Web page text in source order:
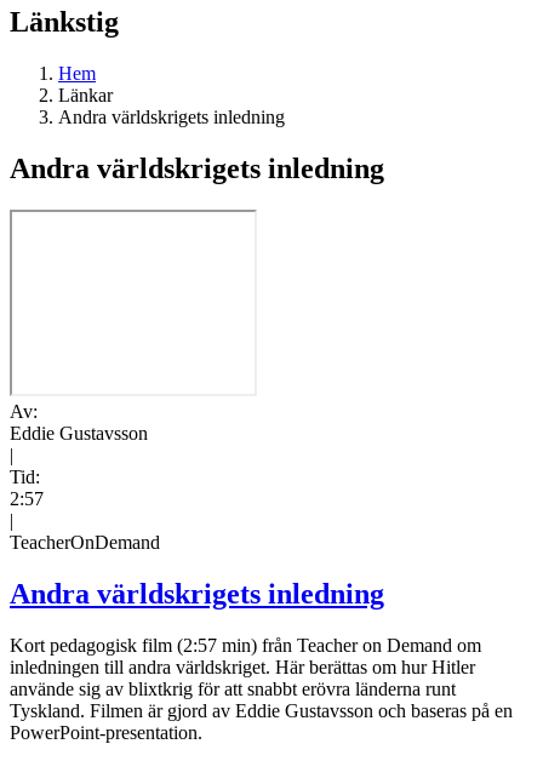
Länkstig
Hem
Länkar
Andra världskrigets inledning
Andra världskrigets inledning
Av:
Eddie Gustavsson
|
Tid:
2:57
|
TeacherOnDemand
Andra världskrigets inledning
Kort pedagogisk film (2:57 min) från Teacher on Demand om
inledningen till andra världskriget. Här berättas om hur Hitler
använde sig av blixtkrig för att snabbt erövra länderna runt
Tyskland. Filmen är gjord av Eddie Gustavsson och baseras på en
PowerPoint-presentation.